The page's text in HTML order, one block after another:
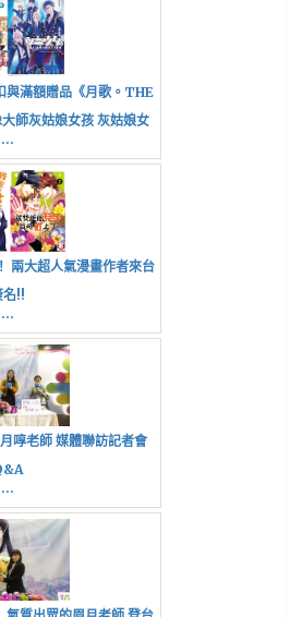
與滿額贈品《月歌。THE
師灰姑娘女孩 灰姑娘女
圖像紅包袋
...
兩大超人氣漫畫作者來台
名!!
...
啍老師 媒體聯訪記者會
...